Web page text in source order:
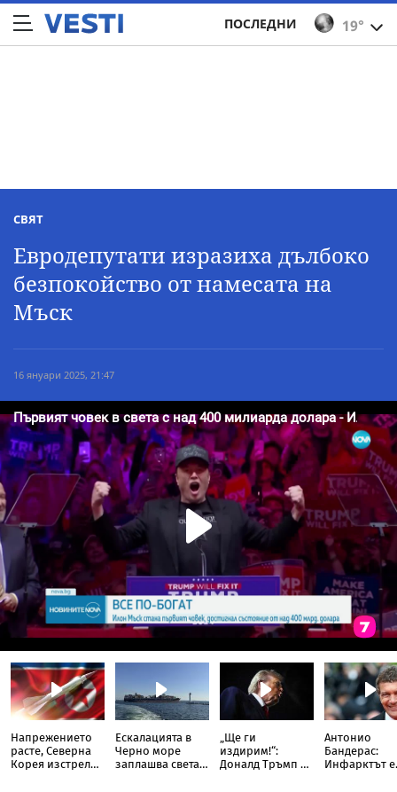
19°
ПОСЛЕДНИ
СВЯТ
Евродепутати изразиха дълбоко
безпокойство от намесата на
Мъск
16 януари 2025, 21:47
Напрежението
расте, Северна
Корея изстреля
Ескалацията в
Черно море
заплашва света с
„Ще ги
издирим!“:
Доналд Тръмп се
Антонио
Бандерас:
Инфарктът е